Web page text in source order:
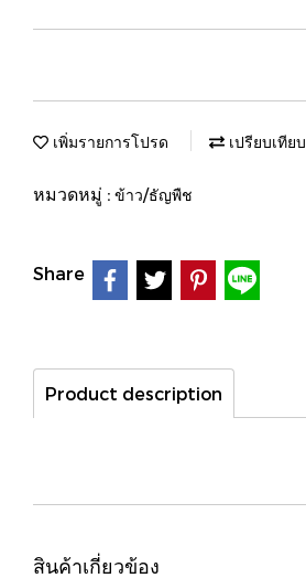
เพิ่มรายการโปรด เปรียบเทียบ
หมวดหมู่ : ข้าว/ธัญพืช
Share
Product description
สินค้าเกี่ยวข้อง